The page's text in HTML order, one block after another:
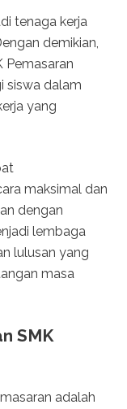
tenaga kerja
demikian,
Pemasaran
siswa dalam
yang
maksimal dan
dengan
lembaga
lulusan yang
masa
SMK
adalah